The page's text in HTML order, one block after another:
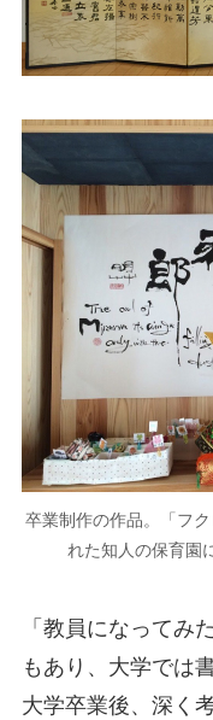
卒業制作の作品。「フ
れた知人の保育園
「教員になってみ
もあり、大学では
大学卒業後、深く